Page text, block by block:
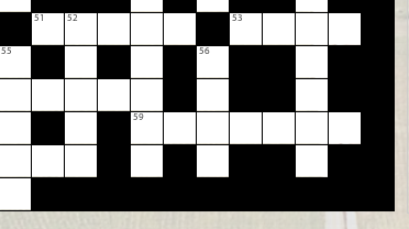
51 52 53
55 56
59